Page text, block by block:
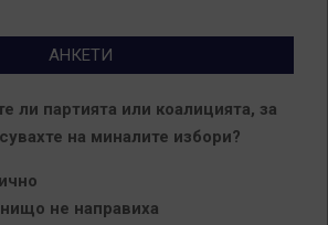
АНКЕТИ
ли партията или коалицията, за
на миналите избори?
не направиха